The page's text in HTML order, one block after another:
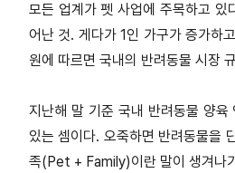
모든 업계가 펫 사업에 주목하고 있
어난 것. 게다가 1인 가구가 증가하
원에 따르면 국내의 반려동물 시장
지난해 말 기준 국내 반려동물 양
있는 셈이다. 오죽하면 반려동물을
족(Pet + Family)이란 말이 생겨나